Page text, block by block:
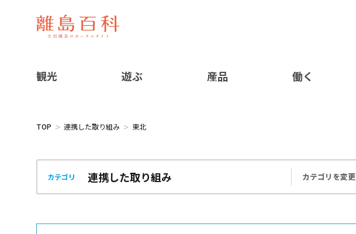
観光 遊ぶ 産品 働く
TOP 連携した取り組み 東北
カテゴリ カテゴリを変更